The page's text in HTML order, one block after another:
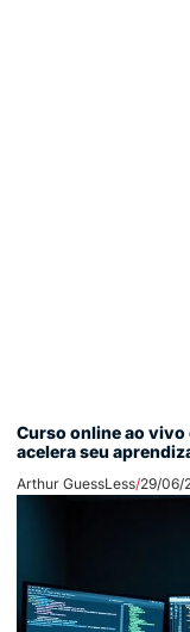
Curso online ao
acelera seu
Arthur GuessLess 29/06/